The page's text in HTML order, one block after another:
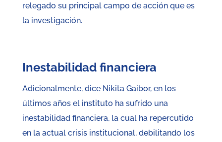
relegado su principal campo de acción que es
la investigación.
Inestabilidad financiera
Adicionalmente, dice Nikita Gaibor, en los
últimos años el instituto ha sufrido una
inestabilidad financiera, la cual ha repercutido
en la actual crisis institucional, debilitando los